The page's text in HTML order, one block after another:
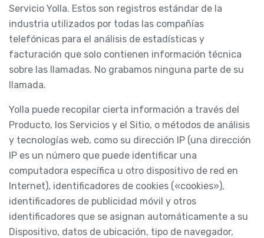
Servicio Yolla. Estos son registros estándar de la
industria utilizados por todas las compañías
telefónicas para el análisis de estadísticas y
facturación que solo contienen información técnica
sobre las llamadas. No grabamos ninguna parte de su
llamada.
Yolla puede recopilar cierta información a través del
Producto, los Servicios y el Sitio, o métodos de análisis
y tecnologías web, como su dirección IP (una dirección
IP es un número que puede identificar una
computadora específica u otro dispositivo de red en
Internet), identificadores de cookies («cookies»),
identificadores de publicidad móvil y otros
identificadores que se asignan automáticamente a su
Dispositivo, datos de ubicación, tipo de navegador,